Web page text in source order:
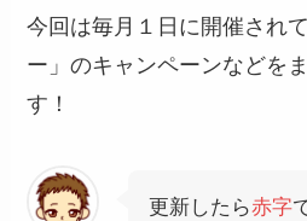
今回は毎月１日に開催され
ー」のキャンペーンなどを
す！
更新したら赤字